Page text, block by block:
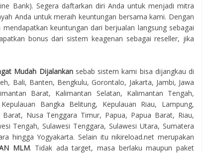
Bank). Segera daftarkan diri Anda untuk menjadi mitra
Anda untuk meraih keuntungan bersama kami. Dengan
keuntungan dari berjualan langsung sebagai
bonus dari sistem keagenan sebagai reseller, jika
Mudah Dijalankansebab sistem kami bisa dijangkau di
Bali, Banten, Bengkulu, Gorontalo, Jakarta, Jambi, Jawa
Barat, Kalimantan Selatan, Kalimantan Tengah,
Bangka Belitung, Kepulauan Riau, Lampung,
Nusa Tenggara Timur, Papua, Papua Barat, Riau,
Tengah, Sulawesi Tenggara, Sulawesi Utara, Sumatera
hingga Yogyakarta. Selain itu nikireload.net merupakan
MLM. Tidak ada target, masa berlaku maupun paket